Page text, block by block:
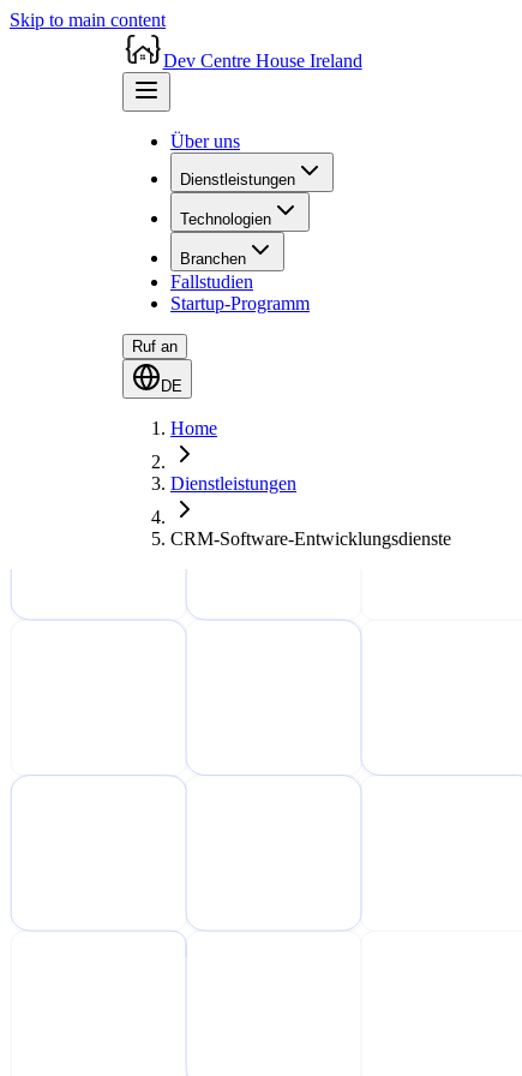
Skip to main content
Dev Centre House Ireland
Über uns
Dienstleistungen
Technologien
Branchen
Fallstudien
Startup-Programm
Ruf an
DE
Home
Dienstleistungen
CRM-Software-Entwicklungsdienste